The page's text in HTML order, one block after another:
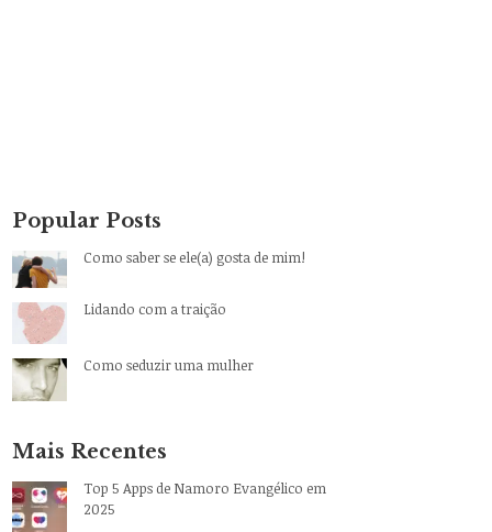
Popular Posts
Como saber se ele(a) gosta de mim!
Lidando com a traição
Como seduzir uma mulher
Mais Recentes
Top 5 Apps de Namoro Evangélico em
2025